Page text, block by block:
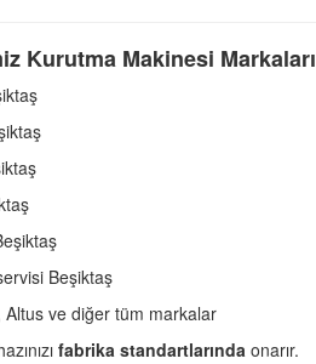
Kurutma Makinesi Markaları
Beşiktaş
ve diğer tüm markalar
fabrika standartlarında onarır.